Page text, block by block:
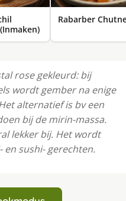
Rabarber
rose gekleurd: bij
wordt gember na enige
alternatief is bv een
bij de mirin-massa.
lekker bij. Het wordt
en sushi- gerechten.